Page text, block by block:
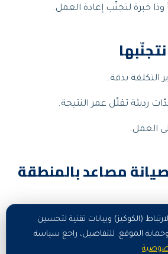
خبرة لتجنّب إعادة العمل.
التكلفة بدقة.
رديئة تقلّل عمر النتيجة.
العمل.
مصاعد بالمنطقة
تُحدَّد حسب حجم العمل وطبيعته
(الكوكيز) وبيانات تقنية لتحسين
وحماية الموقع. للتفاصيل، راجع سياسة